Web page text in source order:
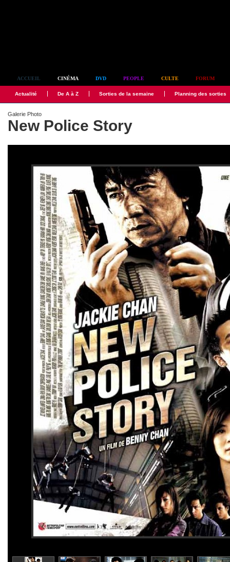
ACCUEIL CINÉMA DVD PEOPLE CULTE FORUM
Actualité De A à Z Sorties de la semaine Planning des sorties
Galerie Photo
New Police Story